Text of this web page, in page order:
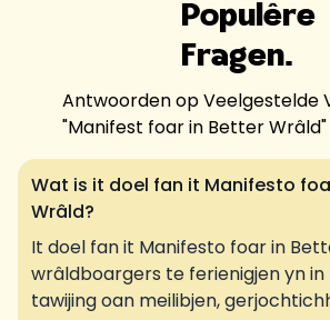
Populêre
Fragen.
Antwoorden op Veelgestelde
"Manifest foar in Better Wrâld"
Wat is it doel fan it Manifesto
Wrâld?
It doel fan it Manifesto foar in
wrâldboargers te ferienigjen yn
tawijing oan meilibjen,